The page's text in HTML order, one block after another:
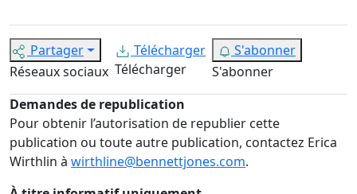
Partager
Réseaux sociaux
Télécharger
Télécharger
S'abonner
S'abonner
Demandes de republication
Pour obtenir l’autorisation de republier cette
publication ou toute autre publication, contactez Erica
Wirthlin à wirthline@bennettjones.com.